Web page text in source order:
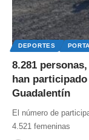
DEPORTES
8.281
han
Guadalentín
El número de
4.521 femeninas